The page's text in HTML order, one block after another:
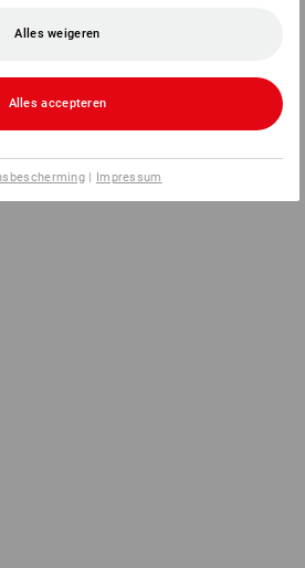
Alles weigeren
Alles accepteren
| Impressum